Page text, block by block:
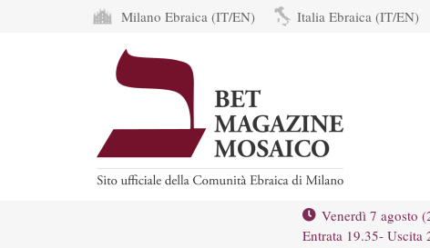
Milano Ebraica (IT/EN) Italia Ebraica (IT/EN)
Venerdì 7 agosto
Entrata 19.35- Uscita